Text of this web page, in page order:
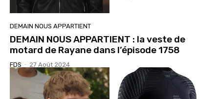
DEMAIN NOUS APPARTIENT
DEMAIN NOUS APPARTIENT : la veste de
motard de Rayane dans l’épisode 1758
FDS - 27 Août 2024